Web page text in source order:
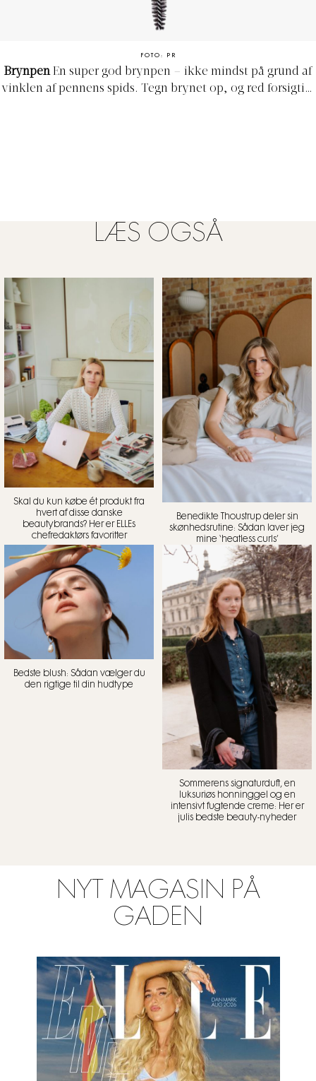
FOTO: PR
Brynpen En super god brynpen – ikke mindst på grund af
vinklen af pennens spids. Tegn brynet op, og red forsigtigt
LÆS OGSÅ
Skal du kun købe ét produkt fra
hvert af disse danske
beautybrands? Her er ELLEs
chefredaktørs favoritter
Benedikte Thoustrup deler sin
skønhedsrutine: Sådan laver jeg
mine ‘heatless curls’
Bedste blush: Sådan vælger du
den rigtige til din hudtype
Sommerens signaturduft, en
luksuriøs honninggel og en
intensivt fugtende creme: Her er
julis bedste beauty-nyheder
NYT MAGASIN PÅ
GADEN